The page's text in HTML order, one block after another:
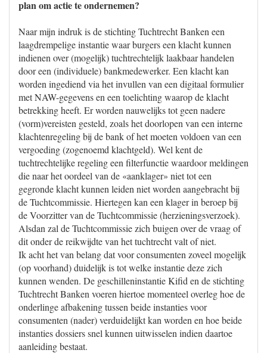
plan om actie te ondernemen?
Naar mijn indruk is de stichting Tuchtrecht Banken een
laagdrempelige instantie waar burgers een klacht kunnen
indienen over (mogelijk) tuchtrechtelijk laakbaar handelen
door een (individuele) bankmedewerker. Een klacht kan
worden ingediend via het invullen van een digitaal formulier
met NAW-gegevens en een toelichting waarop de klacht
betrekking heeft. Er worden nauwelijks tot geen nadere
(vorm)vereisten gesteld, zoals het doorlopen van een interne
klachtenregeling bij de bank of het moeten voldoen van een
vergoeding (zogenoemd klachtgeld). Wel kent de
tuchtrechtelijke regeling een filterfunctie waardoor meldingen
die naar het oordeel van de «aanklager» niet tot een
gegronde klacht kunnen leiden niet worden aangebracht bij
de Tuchtcommissie. Hiertegen kan een klager in beroep bij
de Voorzitter van de Tuchtcommissie (herzieningsverzoek).
Alsdan zal de Tuchtcommissie zich buigen over de vraag of
dit onder de reikwijdte van het tuchtrecht valt of niet.
Ik acht het van belang dat voor consumenten zoveel mogelijk
(op voorhand) duidelijk is tot welke instantie deze zich
kunnen wenden. De geschilleninstantie Kifid en de stichting
Tuchtrecht Banken voeren hiertoe momenteel overleg hoe de
onderlinge afbakening tussen beide instanties voor
consumenten (nader) verduidelijkt kan worden en hoe beide
instanties dossiers snel kunnen uitwisselen indien daartoe
aanleiding bestaat.